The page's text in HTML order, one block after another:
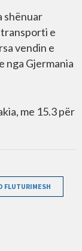
shënuar
e
vendin e
nga Gjermania
me 15.3 për
FLUTURIMESH